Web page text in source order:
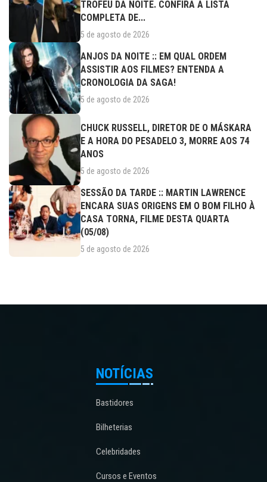
TROFÉU DA NOITE. CONFIRA A LISTA
COMPLETA DE...
5 de agosto de 2026
ANJOS DA NOITE :: EM QUAL ORDEM
ASSISTIR AOS FILMES? ENTENDA A
CRONOLOGIA DA SAGA!
5 de agosto de 2026
CHUCK RUSSELL, DIRETOR DE O MÁSKARA
E A HORA DO PESADELO 3, MORRE AOS 74
ANOS
5 de agosto de 2026
SESSÃO DA TARDE :: MARTIN LAWRENCE
ENCARA SUAS ORIGENS EM O BOM FILHO À
CASA TORNA, FILME DESTA QUARTA
(05/08)
5 de agosto de 2026
NOTÍCIAS
Bastidores
Bilheterias
Celebridades
Cursos e Eventos